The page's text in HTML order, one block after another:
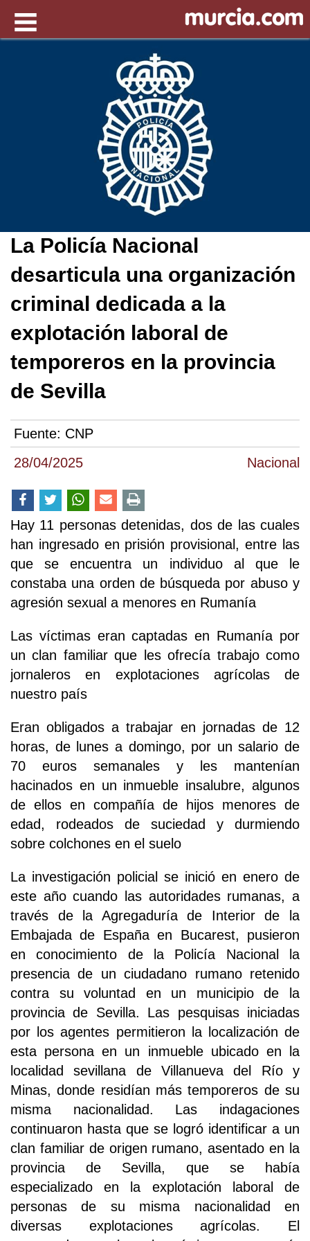
28/04/2025 Nacional
La Policía Nacional
desarticula una organización
criminal dedicada a la
explotación laboral de
temporeros en la provincia
de Sevilla
Fuente: CNP
Hay 11 personas detenidas, dos de las cuales
han ingresado en prisión provisional, entre las
que se encuentra un individuo al que le
constaba una orden de búsqueda por abuso y
agresión sexual a menores en Rumanía
Las víctimas eran captadas en Rumanía por
un clan familiar que les ofrecía trabajo como
jornaleros en explotaciones agrícolas de
nuestro país
Eran obligados a trabajar en jornadas de 12
horas, de lunes a domingo, por un salario de
70 euros semanales y les mantenían
hacinados en un inmueble insalubre, algunos
de ellos en compañía de hijos menores de
edad, rodeados de suciedad y durmiendo
sobre colchones en el suelo
La investigación policial se inició en enero de
este año cuando las autoridades rumanas, a
través de la Agregaduría de Interior de la
Embajada de España en Bucarest, pusieron
en conocimiento de la Policía Nacional la
presencia de un ciudadano rumano retenido
contra su voluntad en un municipio de la
provincia de Sevilla. Las pesquisas iniciadas
por los agentes permitieron la localización de
esta persona en un inmueble ubicado en la
localidad sevillana de Villanueva del Río y
Minas, donde residían más temporeros de su
misma nacionalidad. Las indagaciones
continuaron hasta que se logró identificar a un
clan familiar de origen rumano, asentado en la
provincia de Sevilla, que se había
especializado en la explotación laboral de
personas de su misma nacionalidad en
diversas explotaciones agrícolas. El